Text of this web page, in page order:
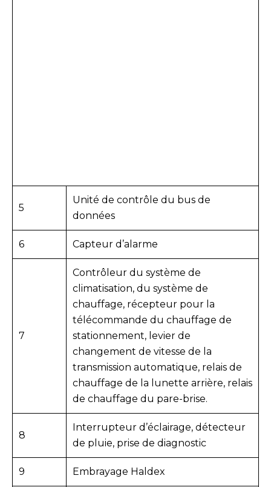
5
Unité de contrôle du bus de
données
6 Capteur d’alarme
7
Contrôleur du système de
climatisation, du système de
chauffage, récepteur pour la
télécommande du chauffage de
stationnement, levier de
changement de vitesse de la
transmission automatique, relais de
chauffage de la lunette arrière, relais
de chauffage du pare-brise.
8
Interrupteur d’éclairage, détecteur
de pluie, prise de diagnostic
9 Embrayage Haldex